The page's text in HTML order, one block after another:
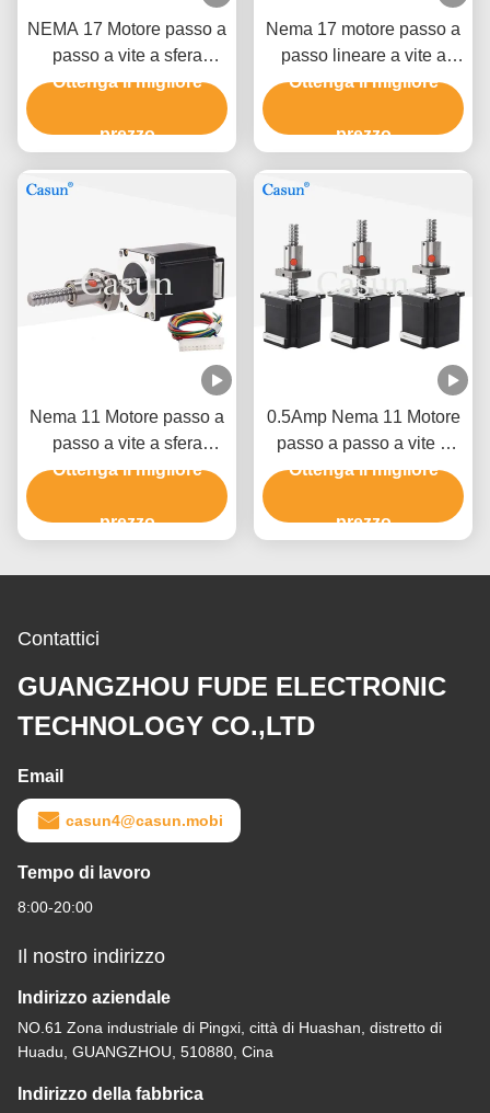
NEMA 17 Motore passo a
passo a vite a sfera
570mN.M per l'industria
Ottenga il migliore
prezzo
Nema 17 motore passo a
passo lineare a vite a
sfera 450mN.M SFK0802
Ottenga il migliore
prezzo
Nema 11 Motore passo a
passo a vite a sfera
320mN.M Motore passo a
CNC
Ottenga il migliore
prezzo
0.5Amp Nema 11 Motore
passo a passo a vite a
sfera 32mN.M Motore
Ottenga il migliore
prezzo
Contattici
GUANGZHOU FUDE ELECTRONIC
TECHNOLOGY CO.,LTD
Email
casun4@casun.mobi
Tempo di lavoro
8:00-20:00
Il nostro indirizzo
Indirizzo aziendale
NO.61 Zona industriale di Pingxi, città di Huashan, distretto di
Huadu, GUANGZHOU, 510880, Cina
Indirizzo della fabbrica